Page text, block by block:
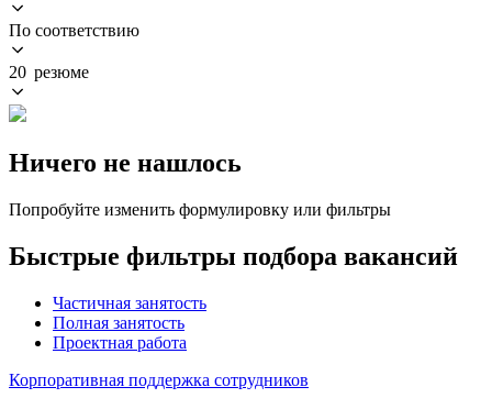
По соответствию
20 резюме
Ничего не нашлось
Попробуйте изменить формулировку или фильтры
Быстрые фильтры подбора вакансий
Частичная занятость
Полная занятость
Проектная работа
Корпоративная поддержка сотрудников